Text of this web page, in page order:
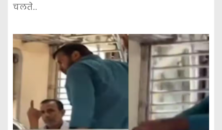
चलते…